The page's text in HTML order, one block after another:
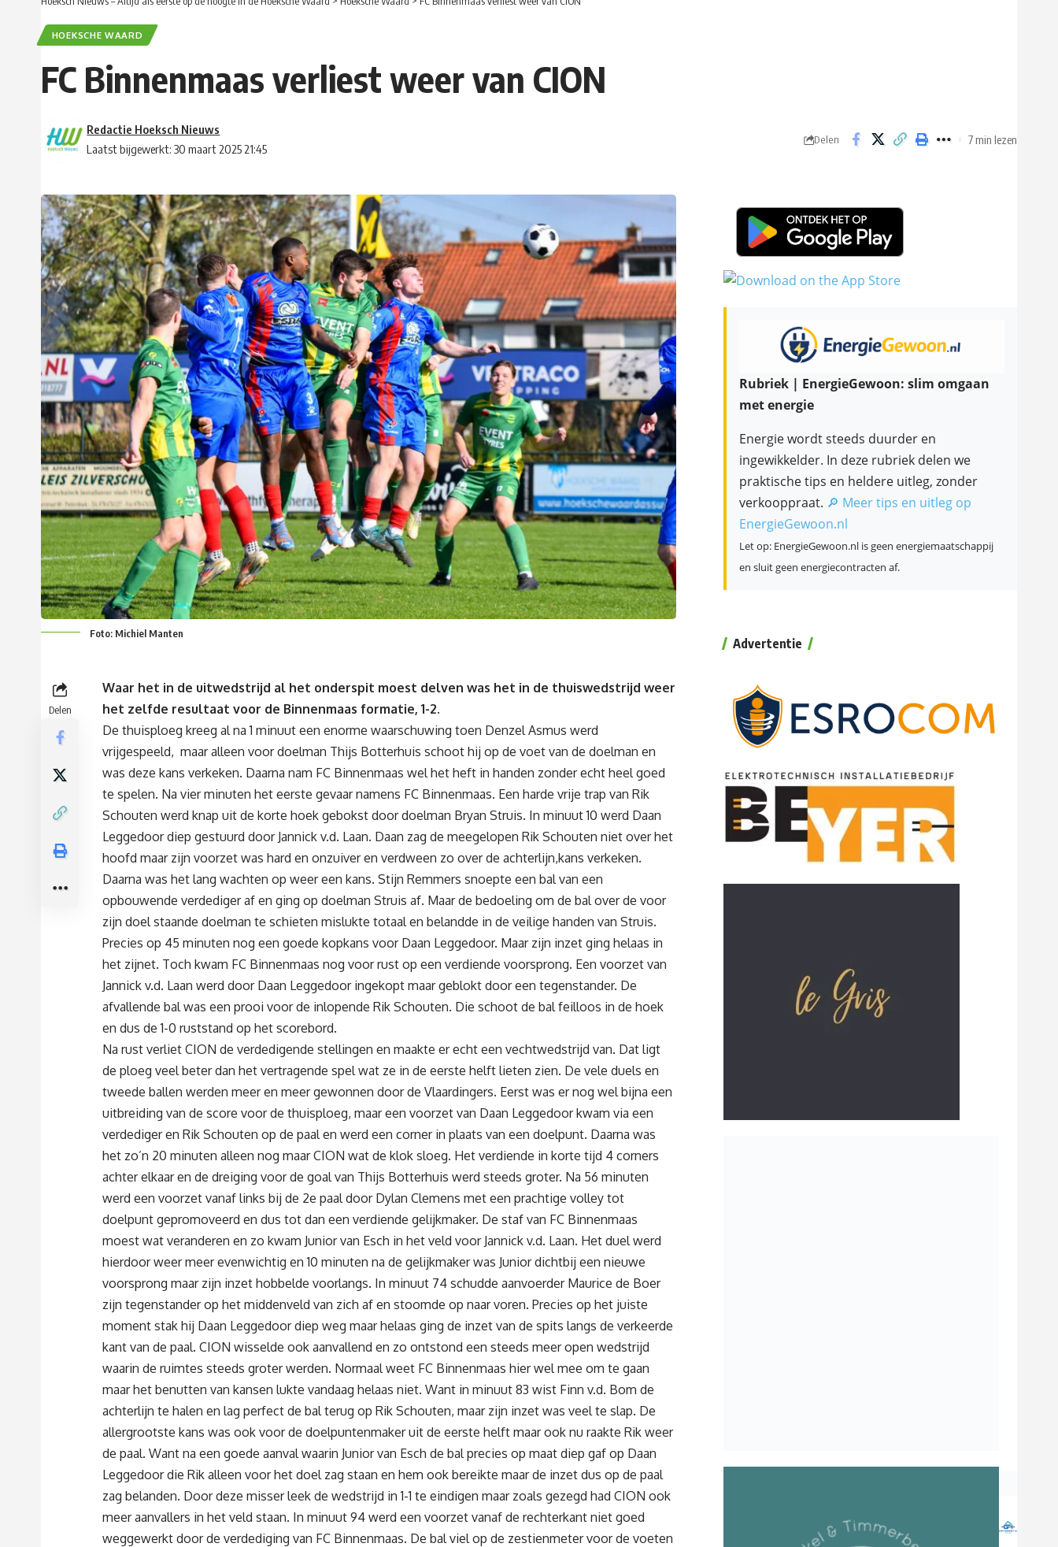
HOEKSCHE WAARD
FC Binnenmaas verliest weer van CION
Laatst bijgewerkt: 30 maart 2025 21:45
Redactie Hoeksch Nieuws
Delen 7 min lezen
Foto: Michiel Manten
Delen
Waar het in de uitwedstrijd al het onderspit moest delven was het in de thuiswedstrijd weer
het zelfde resultaat voor de Binnenmaas formatie, 1-2.
De thuisploeg kreeg al na 1 minuut een enorme waarschuwing toen Denzel Asmus werd
vrijgespeeld, maar alleen voor doelman Thijs Botterhuis schoot hij op de voet van de doelman en
was deze kans verkeken. Daarna nam FC Binnenmaas wel het heft in handen zonder echt heel goed
te spelen. Na vier minuten het eerste gevaar namens FC Binnenmaas. Een harde vrije trap van Rik
Schouten werd knap uit de korte hoek gebokst door doelman Bryan Struis. In minuut 10 werd Daan
Leggedoor diep gestuurd door Jannick v.d. Laan. Daan zag de meegelopen Rik Schouten niet over het
hoofd maar zijn voorzet was hard en onzuiver en verdween zo over de achterlijn,kans verkeken.
Daarna was het lang wachten op weer een kans. Stijn Remmers snoepte een bal van een
opbouwende verdediger af en ging op doelman Struis af. Maar de bedoeling om de bal over de voor
zijn doel staande doelman te schieten mislukte totaal en belandde in de veilige handen van Struis.
Precies op 45 minuten nog een goede kopkans voor Daan Leggedoor. Maar zijn inzet ging helaas in
het zijnet. Toch kwam FC Binnenmaas nog voor rust op een verdiende voorsprong. Een voorzet van
Jannick v.d. Laan werd door Daan Leggedoor ingekopt maar geblokt door een tegenstander. De
afvallende bal was een prooi voor de inlopende Rik Schouten. Die schoot de bal feilloos in de hoek
en dus de 1-0 ruststand op het scorebord.
Na rust verliet CION de verdedigende stellingen en maakte er echt een vechtwedstrijd van. Dat ligt
de ploeg veel beter dan het vertragende spel wat ze in de eerste helft lieten zien. De vele duels en
tweede ballen werden meer en meer gewonnen door de Vlaardingers. Eerst was er nog wel bijna een
uitbreiding van de score voor de thuisploeg, maar een voorzet van Daan Leggedoor kwam via een
verdediger en Rik Schouten op de paal en werd een corner in plaats van een doelpunt. Daarna was
het zo’n 20 minuten alleen nog maar CION wat de klok sloeg. Het verdiende in korte tijd 4 corners
achter elkaar en de dreiging voor de goal van Thijs Botterhuis werd steeds groter. Na 56 minuten
werd een voorzet vanaf links bij de 2e paal door Dylan Clemens met een prachtige volley tot
doelpunt gepromoveerd en dus tot dan een verdiende gelijkmaker. De staf van FC Binnenmaas
moest wat veranderen en zo kwam Junior van Esch in het veld voor Jannick v.d. Laan. Het duel werd
hierdoor weer meer evenwichtig en 10 minuten na de gelijkmaker was Junior dichtbij een nieuwe
voorsprong maar zijn inzet hobbelde voorlangs. In minuut 74 schudde aanvoerder Maurice de Boer
zijn tegenstander op het middenveld van zich af en stoomde op naar voren. Precies op het juiste
moment stak hij Daan Leggedoor diep weg maar helaas ging de inzet van de spits langs de verkeerde
kant van de paal. CION wisselde ook aanvallend en zo ontstond een steeds meer open wedstrijd
waarin de ruimtes steeds groter werden. Normaal weet FC Binnenmaas hier wel mee om te gaan
maar het benutten van kansen lukte vandaag helaas niet. Want in minuut 83 wist Finn v.d. Bom de
achterlijn te halen en lag perfect de bal terug op Rik Schouten, maar zijn inzet was veel te slap. De
allergrootste kans was ook voor de doelpuntenmaker uit de eerste helft maar ook nu raakte Rik weer
de paal. Want na een goede aanval waarin Junior van Esch de bal precies op maat diep gaf op Daan
Leggedoor die Rik alleen voor het doel zag staan en hem ook bereikte maar de inzet dus op de paal
zag belanden. Door deze misser leek de wedstrijd in 1-1 te eindigen maar zoals gezegd had CION ook
meer aanvallers in het veld staan. In minuut 94 werd een voorzet vanaf de rechterkant niet goed
weggewerkt door de verdediging van FC Binnenmaas. De bal viel op de zestienmeter voor de voeten
Rubriek | EnergieGewoon: slim omgaan
met energie
Energie wordt steeds duurder en
ingewikkelder. In deze rubriek delen we
praktische tips en heldere uitleg, zonder
verkooppraat. 🔎 Meer tips en uitleg op
EnergieGewoon.nl
Let op: EnergieGewoon.nl is geen energiemaatschappij
en sluit geen energiecontracten af.
Advertentie